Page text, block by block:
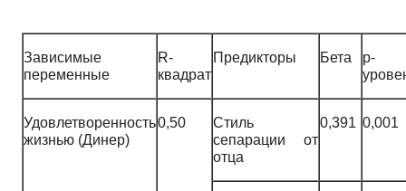
Зависимые
переменные
R-
квадрат
Предикторы Бета
р-
Удовлетворенность
жизнью (Динер)
0,50
Стиль
сепарации от
отца
0,391 0,001